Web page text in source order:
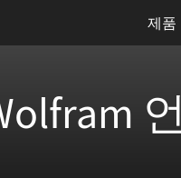
제품